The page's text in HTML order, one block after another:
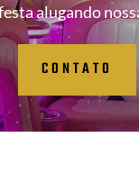
alugando
CONTATO